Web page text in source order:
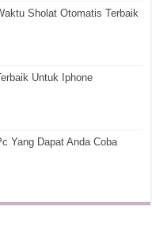
Sholat Otomatis Terbaik
Untuk Iphone
Yang Dapat Anda Coba